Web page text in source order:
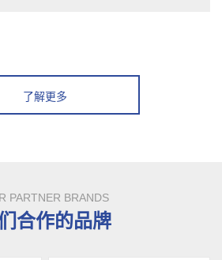
了解更多
PARTNER BRANDS
合作的品牌